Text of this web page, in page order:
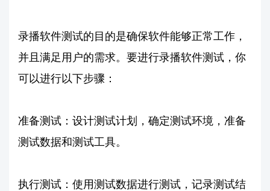
录播软件测试的目的是确保软件能够正常工作，
并且满足用户的需求。要进行录播软件测试，你
可以进行以下步骤：
准备测试：设计测试计划，确定测试环境，准备
测试数据和测试工具。
执行测试：使用测试数据进行测试，记录测试结